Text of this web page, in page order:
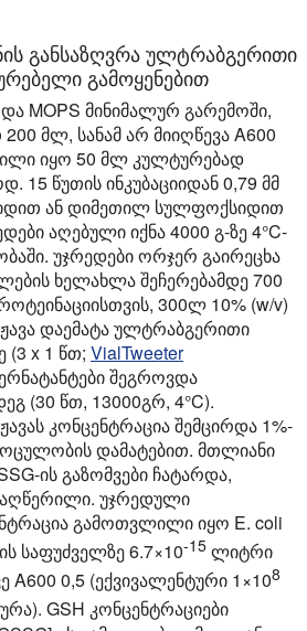
განსაზღვრა ულტრაბგერითი
გამოყენებით
MOPS მინიმალურ გარემოში,
მლ, სანამ არ მიიღწევა A600
იყო 50 მლ კულტურებად
15 წუთის ინკუბაციიდან 0,79 მმ
ან დიმეთილ სულფოქსიდით
აღებული იქნა 4000 გ-ზე 4°C-
უჯრედები ორჯერ გაირეცხა
ხელახლა შეჩერებამდე 700
300ლ 10% (w/v)
დაემატა ულტრაბგერითი
(3 x 1 წთ; VialTweeter
შეგროვდა
(30 წთ, 13000გრ, 4°C).
კონცენტრაცია შემცირდა 1%-
დამატებით. მთლიანი
ის გაზომვები ჩატარდა,
უჯრედული
გამოთვლილი იყო E. coli
საფუძველზე 6.7×10-15 ლიტრი
A600 0,5 (ექვივალენტური 1×108
GSH კონცენტრაციები